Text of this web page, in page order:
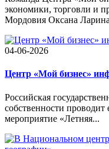
экономики, торговли и
Мордовия Оксана
04-06-2026
Центр «Мой бизнес»
Российская
собственности проводит
мероприятие «Летняя...